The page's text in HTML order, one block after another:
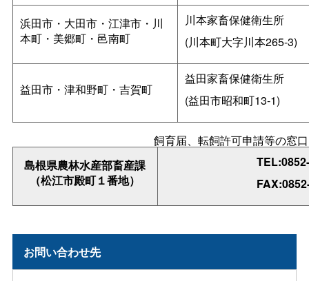
浜田市・大田市・江津市・川
本町・美郷町・邑南町
川本家畜保健衛生所
(川本町大字川本265-3)
益田市・津和野町・吉賀町
益田家畜保健衛生所
(益田市昭和町13-1)
飼育届、転飼許可申請等の窓口
島根県農林水産部畜産課
（松江市殿町１番地）
お問い合わせ先